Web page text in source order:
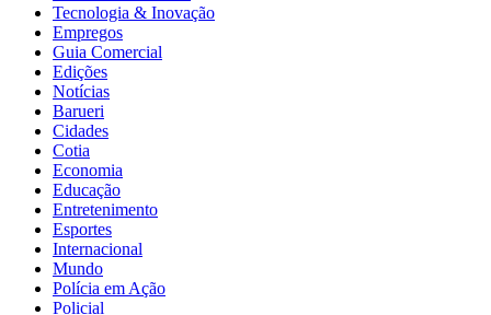
Tecnologia & Inovação
Empregos
Guia Comercial
Edições
Notícias
Barueri
Cidades
Cotia
Economia
Educação
Entretenimento
Esportes
Internacional
Mundo
Polícia em Ação
Policial